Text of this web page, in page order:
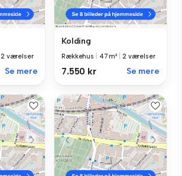
2 værelser
Se mere
Kolding
Rækkehus 47 m² 2 værelser
7.550 kr Se mere